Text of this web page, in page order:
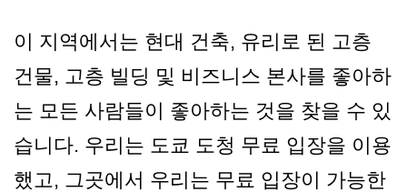
이 지역에서는 현대 건축, 유리로 된 고층
건물, 고층 빌딩 및 비즈니스 본사를 좋아하
는 모든 사람들이 좋아하는 것을 찾을 수 있
습니다. 우리는 도쿄 도청 무료 입장을 이용
했고, 그곳에서 우리는 무료 입장이 가능한